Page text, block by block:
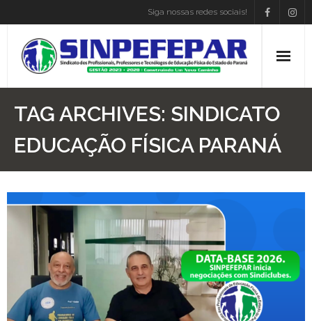
Siga nossas redes sociais!
Home
Institucional
Atos Presidência
Convenções
Associe-se
Empregos
Blog
TAG ARCHIVES: SINDICATO
EDUCAÇÃO FÍSICA PARANÁ